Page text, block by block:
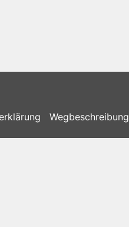
Wegbeschreibung